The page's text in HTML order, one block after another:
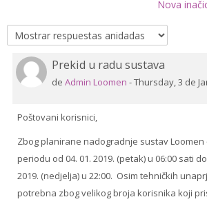
Español - España ‎(es_es)‎
cursos
Nova
Prekid u radu sustava
de Admin Loomen -Thursday, 3 de
Número
de
0
Poštovani korisnici,
Zbog planirane nadogradnje sustav
periodu od 04. 01. 2019. (petak) u 06:00 sati
2019. (nedjelja) u 22:00. Osim tehničkih
potrebna zbog velikog broja korisnika koji